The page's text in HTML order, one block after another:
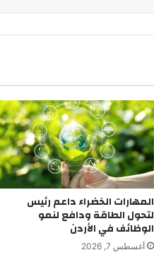
المهارات الخضراء داعم رئيس
لتحول الطاقة ودافع لنمو
الوظائف في الأردن
أغسطس 7, 2026